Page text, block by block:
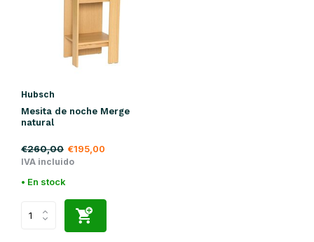
Hubsch
Mesita de noche Merge
natural
€260,00 €195,00
IVA incluido
• En stock